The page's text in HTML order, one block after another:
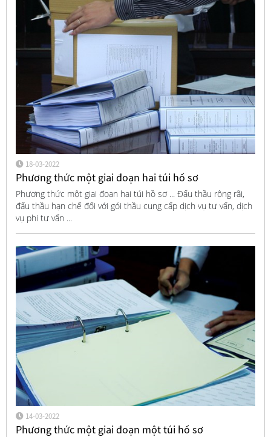
18-03-2022
Phương thức một giai đoạn hai túi hồ sơ
Phương thức một giai đoạn hai túi hồ sơ ... Đấu thầu rộng rãi,
đấu thầu hạn chế đối với gói thầu cung cấp dịch vụ tư vấn, dịch
vụ phi tư vấn ...
14-03-2022
Phương thức một giai đoạn một túi hồ sơ